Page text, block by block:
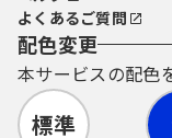
よくあるご質問
配色変更
本サービスの配色
標準